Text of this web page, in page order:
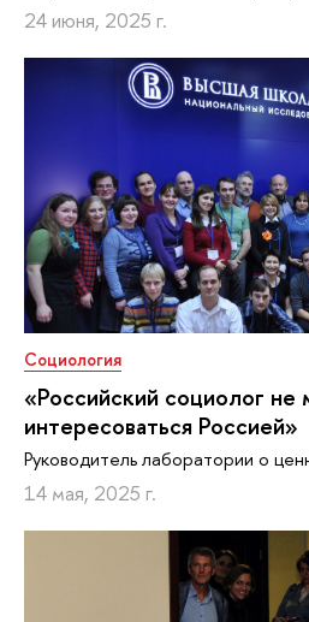
24 июня, 2025 г.
Социология
«Российский социолог
интересоваться Россией»
Руководитель лаборатории о
14 мая, 2025 г.